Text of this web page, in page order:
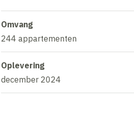
Omvang
244 appartementen
Oplevering
december 2024